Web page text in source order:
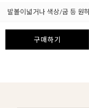
발볼이넓거나 색상/굽 등 원
구매하기